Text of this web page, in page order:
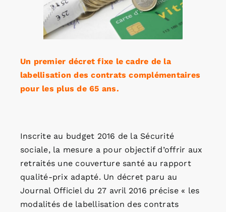
Un premier décret fixe le cadre de la
labellisation des contrats complémentaires
pour les plus de 65 ans.
Inscrite au budget 2016 de la Sécurité
sociale, la mesure a pour objectif d’offrir aux
retraités une couverture santé au rapport
qualité-prix adapté. Un décret paru au
Journal Officiel du 27 avril 2016 précise « les
modalités de labellisation des contrats